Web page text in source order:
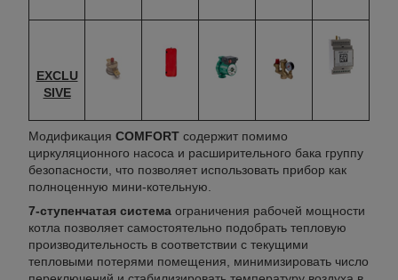
EXCLU
SIVE
Модификация COMFORT содержит помимо
циркуляционного насоса и расширительного бака группу
безопасности, что позволяет использовать прибор как
полноценную мини-котельную.
7-ступенчатая система ограничения рабочей мощности
котла позволяет самостоятельно подобрать тепловую
производительность в соответствии с текущими
тепловыми потерями помещения, минимизировать число